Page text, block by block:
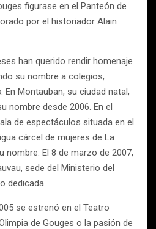
figurase en el Panteón de
por el historiador Alain
han querido rendir homenaje
su nombre a colegios,
Montauban, su ciudad natal,
nombre desde 2006. En el
de espectáculos situada en el
cárcel de mujeres de La
nombre. El 8 de marzo de 2007,
sede del Ministerio del
dedicada.
se estrenó en el Teatro
de Gouges o la pasión de